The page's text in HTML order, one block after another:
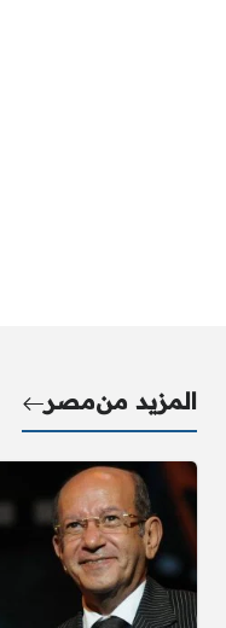
المزيد منمصر